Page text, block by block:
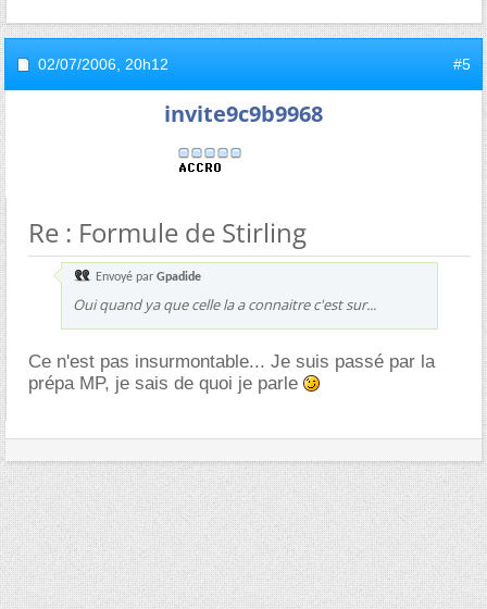
02/07/2006, 20h12 #5
invite9c9b9968
Re : Formule de Stirling
Envoyé par Gpadide
Oui quand ya que celle la a connaitre c'est sur...
Ce n'est pas insurmontable... Je suis passé par la
prépa MP, je sais de quoi je parle